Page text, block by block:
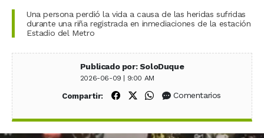
Una persona perdió la vida a causa de las heridas sufridas
durante una riña registrada en inmediaciones de la estación
Estadio del Metro
Publicado por: SoloDuque
2026-06-09 | 9:00 AM
Compartir: Compartir en Facebook
Compartir en X (Twitter)
Compartir en WhatsApp
Comentarios